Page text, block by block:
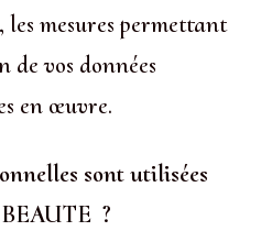
les mesures permettant
de vos données
en œuvre.
sont utilisées
?